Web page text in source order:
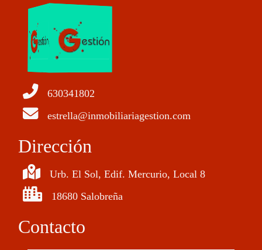
630341802
estrella@inmobiliariagestion.com
Dirección
Urb. El Sol, Edif. Mercurio, Local 8
18680 Salobreña
Contacto